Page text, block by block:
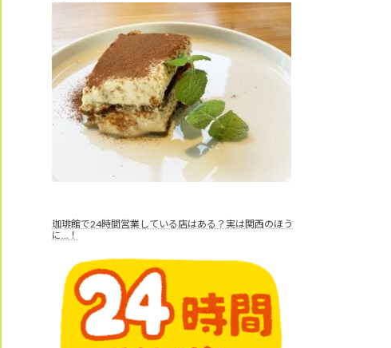
珈琲館で24時間営業している店はある？実は関西のほう
に…！